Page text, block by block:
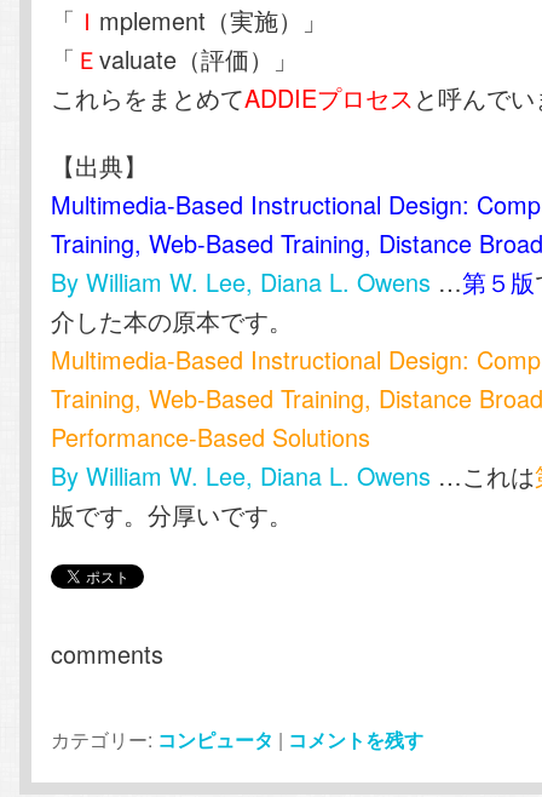
「 Ｉ mplement（実施）」
「 Ｅvaluate（評価）」
これらをまとめてADDIEプロセスと呼んで
【出典】
Multimedia-Based Instructional Design:
Training, Web-Based Training, Distance
By William W. Lee, Diana L. Owens …第５版
介した本の原本です。
Multimedia-Based Instructional Design:
Training, Web-Based Training, Distance
Performance-Based Solutions
By William W. Lee, Diana L. Owens …これは
版です。分厚いです。
comments
カテゴリー: コンピュータ | コメントを残す